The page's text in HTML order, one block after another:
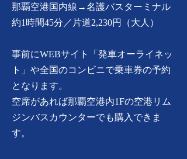
那覇空港国内線→名護バスターミナル
​約1時間45分／片道2,230円（大人）
事前にWEBサイト「発車オーライネッ
ト」や全国のコンビニで乗車券の予約
となります。
空席があれば那覇空港内1Fの空港リム
ジンバスカウンターでも購入できま
す。